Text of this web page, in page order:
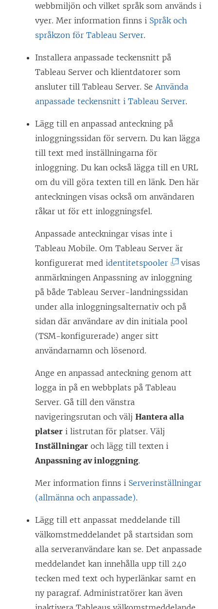
webbmiljön och vilket språk som används i
vyer. Mer information finns i Språk och
språkzon för Tableau Server.
Installera anpassade teckensnitt på
Tableau Server och klientdatorer som
ansluter till Tableau Server. Se Använda
anpassade teckensnitt i Tableau Server.
Lägg till en anpassad anteckning på
inloggningssidan för servern. Du kan lägga
till text med inställningarna för
inloggning. Du kan också lägga till en URL
om du vill göra texten till en länk. Den här
anteckningen visas också om användaren
råkar ut för ett inloggningsfel.
Anpassade anteckningar visas inte i
Tableau Mobile. Om Tableau Server är
konfigurerat med identitetspooler(
L
ä
n
k
p
p
a
i
t
y
t
t
f
ö
n
visas
anmärkningen Anpassning av inloggning
på både Tableau Server-landningssidan
under alla inloggningsalternativ och på
sidan där användare av din initiala pool
(TSM-konfigurerade) anger sitt
användarnamn och lösenord.
Ange en anpassad anteckning genom att
logga in på en webbplats på Tableau
Server. Gå till den vänstra
navigeringsrutan och välj Hantera alla
platser i listrutan för platser. Välj
Inställningar och lägg till texten i
Anpassning av inloggning.
Mer information finns i Serverinställningar
(allmänna och anpassade).
Lägg till ett anpassat meddelande till
välkomstmeddelandet på startsidan som
alla serveranvändare kan se. Det anpassade
meddelandet kan innehålla upp till 240
tecken med text och hyperlänkar samt en
ny paragraf. Administratörer kan även